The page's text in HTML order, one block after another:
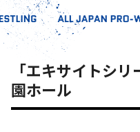
「エキサイトシ
園ホール